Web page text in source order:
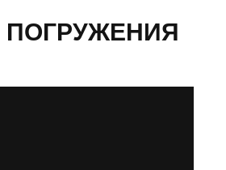
ПОГРУЖЕНИЯ